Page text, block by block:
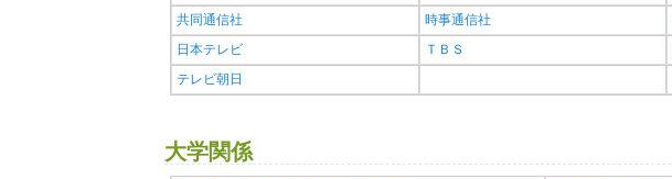
共同通信社
時事通信社
日本テレビ
ＴＢＳ
テレビ朝日
大学関係